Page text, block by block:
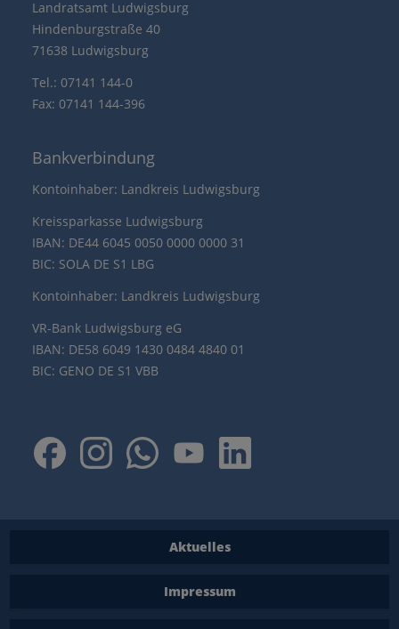
Landratsamt Ludwigsburg
Hindenburgstraße 40
71638 Ludwigsburg
Tel.: 07141 144-0
Fax: 07141 144-396
Bankverbindung
Kontoinhaber: Landkreis Ludwigsburg
Kreissparkasse Ludwigsburg
IBAN: DE44 6045 0050 0000 0000 31
BIC: SOLA DE S1 LBG
Kontoinhaber: Landkreis Ludwigsburg
VR-Bank Ludwigsburg eG
IBAN: DE58 6049 1430 0484 4840 01
BIC: GENO DE S1 VBB
Aktuelles
Impressum